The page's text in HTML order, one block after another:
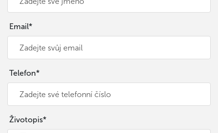
Email*
Telefon*
Životopis*